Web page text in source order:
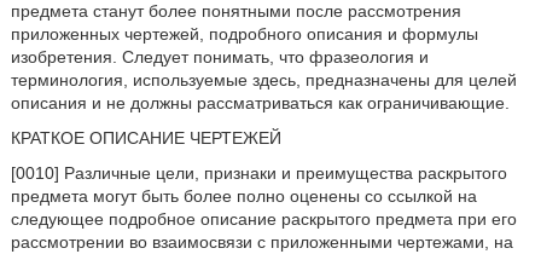
предмета станут более понятными после рассмотрения
приложенных чертежей, подробного описания и формулы
изобретения. Следует понимать, что фразеология и
терминология, используемые здесь, предназначены для целей
описания и не должны рассматриваться как ограничивающие.
КРАТКОЕ ОПИСАНИЕ ЧЕРТЕЖЕЙ
[0010] Различные цели, признаки и преимущества раскрытого
предмета могут быть более полно оценены со ссылкой на
следующее подробное описание раскрытого предмета при его
рассмотрении во взаимосвязи с приложенными чертежами, на